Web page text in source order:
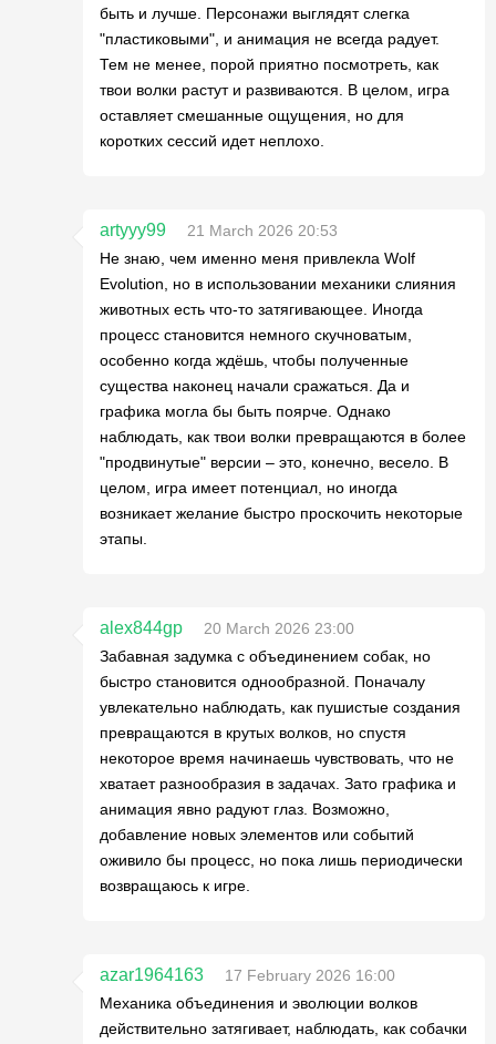
быть и лучше. Персонажи выглядят слегка
"пластиковыми", и анимация не всегда радует.
Тем не менее, порой приятно посмотреть, как
твои волки растут и развиваются. В целом, игра
оставляет смешанные ощущения, но для
коротких сессий идет неплохо.
artyyy99
21 March 2026 20:53
Не знаю, чем именно меня привлекла Wolf
Evolution, но в использовании механики слияния
животных есть что-то затягивающее. Иногда
процесс становится немного скучноватым,
особенно когда ждёшь, чтобы полученные
существа наконец начали сражаться. Да и
графика могла бы быть поярче. Однако
наблюдать, как твои волки превращаются в более
"продвинутые" версии – это, конечно, весело. В
целом, игра имеет потенциал, но иногда
возникает желание быстро проскочить некоторые
этапы.
alex844gp
20 March 2026 23:00
Забавная задумка с объединением собак, но
быстро становится однообразной. Поначалу
увлекательно наблюдать, как пушистые создания
превращаются в крутых волков, но спустя
некоторое время начинаешь чувствовать, что не
хватает разнообразия в задачах. Зато графика и
анимация явно радуют глаз. Возможно,
добавление новых элементов или событий
оживило бы процесс, но пока лишь периодически
возвращаюсь к игре.
azar1964163
17 February 2026 16:00
Механика объединения и эволюции волков
действительно затягивает, наблюдать, как собачки